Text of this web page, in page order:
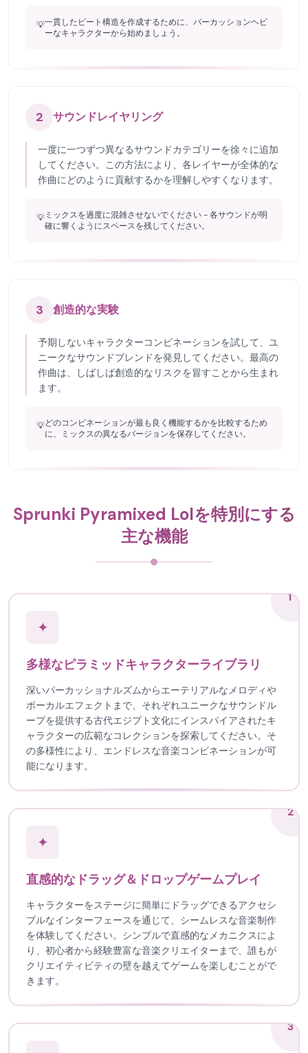
💡一貫したビート構造を作成するために、パーカッションヘビ
ーなキャラクターから始めましょう。
2 サウンドレイヤリング
一度に一つずつ異なるサウンドカテゴリーを徐々に追加
してください。この方法により、各レイヤーが全体的な
作曲にどのように貢献するかを理解しやすくなります。
💡ミックスを過度に混雑させないでください - 各サウンドが明
確に響くようにスペースを残してください。
3 創造的な実験
予期しないキャラクターコンビネーションを試して、ユ
ニークなサウンドブレンドを発見してください。最高の
作曲は、しばしば創造的なリスクを冒すことから生まれ
ます。
💡どのコンビネーションが最も良く機能するかを比較するため
に、ミックスの異なるバージョンを保存してください。
Sprunki Pyramixed Lolを特別にする
主な機能
1
✦
多様なピラミッドキャラクターライブラリ
深いパーカッショナルズムからエーテリアルなメロディや
ボーカルエフェクトまで、それぞれユニークなサウンドル
ープを提供する古代エジプト文化にインスパイアされたキ
ャラクターの広範なコレクションを探索してください。そ
の多様性により、エンドレスな音楽コンビネーションが可
能になります。
2
✦
直感的なドラッグ＆ドロップゲームプレイ
キャラクターをステージに簡単にドラッグできるアクセシ
ブルなインターフェースを通じて、シームレスな音楽制作
を体験してください。シンプルで直感的なメカニクスによ
り、初心者から経験豊富な音楽クリエイターまで、誰もが
クリエイティビティの壁を越えてゲームを楽しむことがで
きます。
3